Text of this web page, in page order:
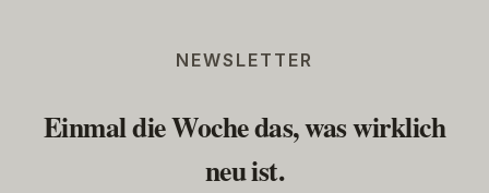
NEWSLETTER
Einmal die Woche das, was wirklich
neu ist.